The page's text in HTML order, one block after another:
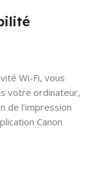
Wi-Fi, vous
votre ordinateur,
de l’impression
Canon